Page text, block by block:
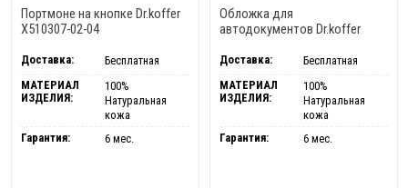
Портмоне на кнопке Dr.koffer
X510307-02-04
Доставка:
Бесплатная
МАТЕРИАЛ
ИЗДЕЛИЯ:
100%
Натуральная
кожа
Гарантия:
6 мес.
Обложка для
автодокументов Dr.koffer
Доставка:
Бесплатная
МАТЕРИАЛ
ИЗДЕЛИЯ:
100%
Натуральная
кожа
Гарантия:
6 мес.